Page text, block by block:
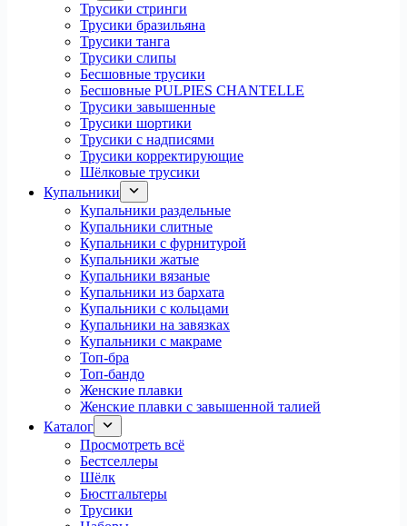
Трусики стринги
Трусики бразильяна
Трусики танга
Трусики слипы
Бесшовные трусики
Бесшовные PULPIES CHANTELLE
Трусики завышенные
Трусики шортики
Трусики с надписями
Трусики корректирующие
Шёлковые трусики
Купальники
Купальники раздельные
Купальники слитные
Купальники с фурнитурой
Купальники жатые
Купальники вязаные
Купальники из бархата
Купальники с кольцами
Купальники на завязках
Купальники с макраме
Топ-бра
Топ-бандо
Женские плавки
Женские плавки с завышенной талией
Каталог
Просмотреть всё
Бестселлеры
Шёлк
Бюстгальтеры
Трусики